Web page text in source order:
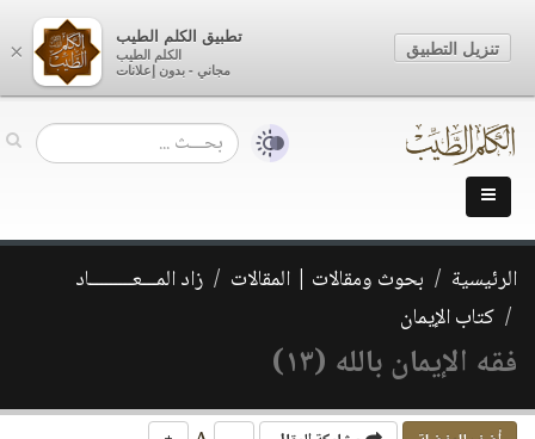
الرئيسية بحوث ومقالات | المقالات
زاد المـــعـــــــــاد
كتاب الإيمان
فقه الإيمان بالله (١٣)
×
تطبيق الكلم الطيب
الكلم الطيب
مجاني - بدون إعلانات
تنزيل التطبيق